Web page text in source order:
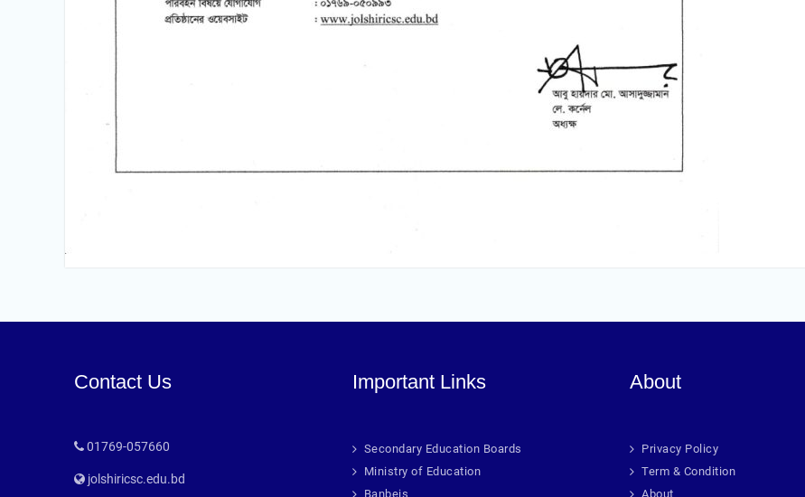
Contact Us
01769-057660
jolshiricsc.edu.bd
Important Links
Secondary Education Boards
Ministry of Education
Banbeis
About
Privacy Policy
Term & Condition
About